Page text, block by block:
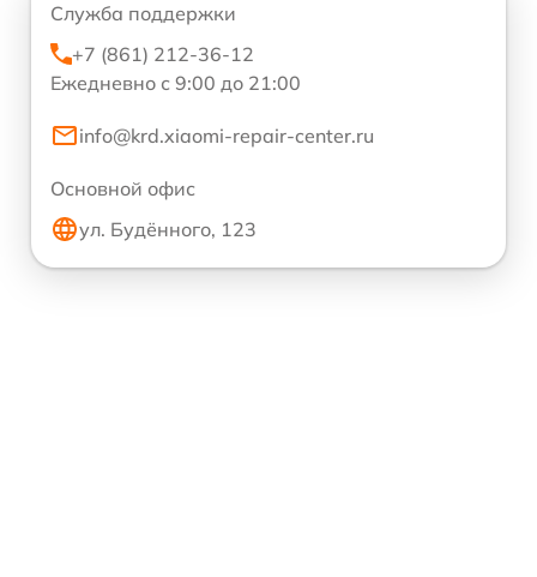
Служба поддержки
+7 (861) 212-36-12
Ежедневно с 9:00 до 21:00
info@krd.xiaomi-repair-center.ru
Основной офис
ул. Будённого, 123